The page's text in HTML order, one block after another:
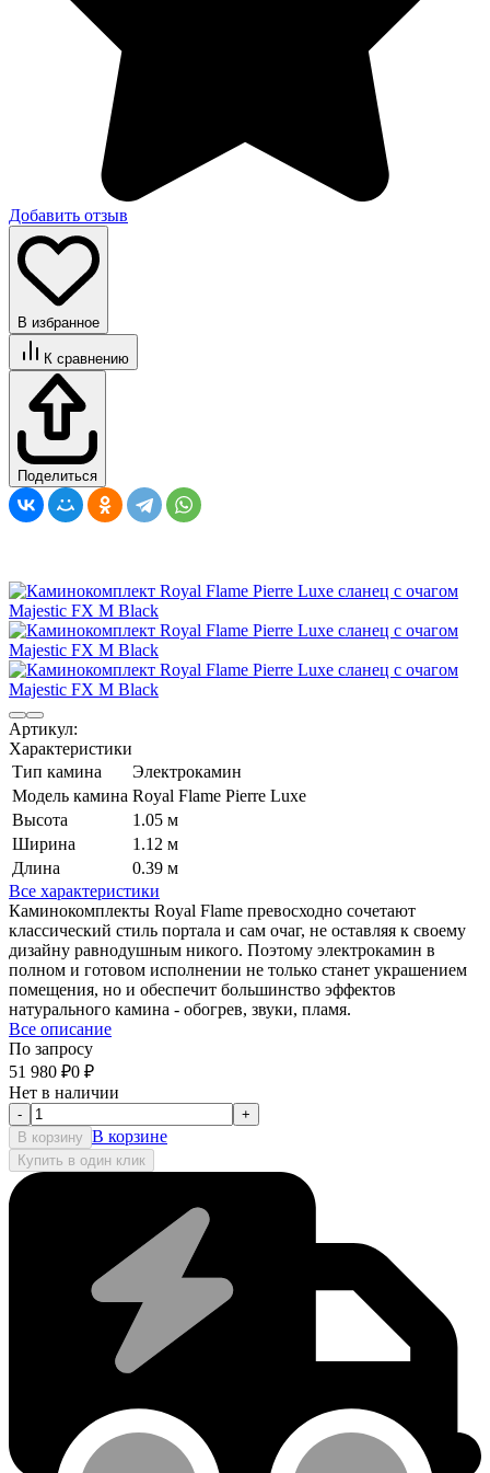
Добавить отзыв
В избранное
К сравнению
Поделиться
Артикул:
Характеристики
Тип камина
Электрокамин
Модель камина Royal Flame Pierre Luxe
Высота
1.05 м
Ширина
1.12 м
Длина
0.39 м
Все характеристики
Каминокомплекты Royal Flame превосходно сочетают
классический стиль портала и сам очаг, не оставляя к своему
дизайну равнодушным никого. Поэтому электрокамин в
полном и готовом исполнении не только станет украшением
помещения, но и обеспечит большинство эффектов
натурального камина - обогрев, звуки, пламя.
Все описание
По запросу
51 980 ₽0 ₽
Нет в наличии
-
+
В корзину В корзине
Купить в один клик